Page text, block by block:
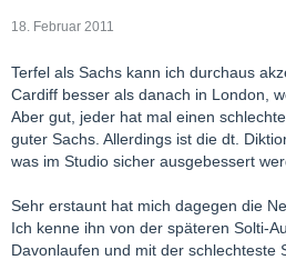
18. Februar 2011
Terfel als Sachs kann ich durchaus
Cardiff besser als danach in London,
Aber gut, jeder hat mal einen
guter Sachs. Allerdings ist die dt.
was im Studio sicher ausgebessert
Sehr erstaunt hat mich dagegen die
Ich kenne ihn von der späteren Solti-
Davonlaufen und mit der schlechteste